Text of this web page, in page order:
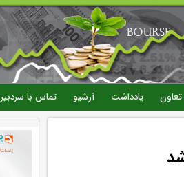
یادداشت آرشیو تماس با سردبیر